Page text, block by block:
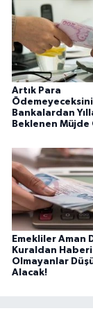
Artık Para
Bankalardan
Beklenen Müjde
Emekliler Aman
Kuraldan Haberi
Olmayanlar
Alacak!